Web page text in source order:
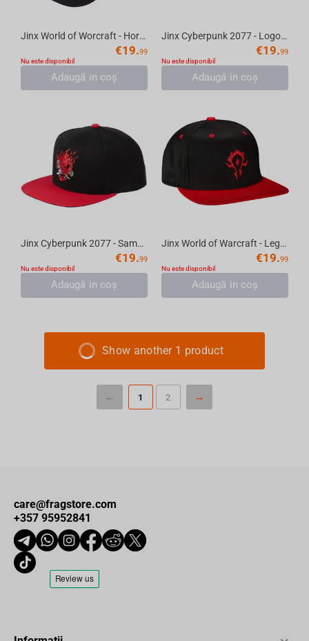
Jinx World of Worcraft - Horde Dad Baseball Cap
€19.99
Nu este disponibil
Adaugă in coş
Jinx Cyberpunk 2077 - Logo Snap Back Cap Black - Yellow
€19.99
Nu este disponibil
Adaugă in coş
Jinx Cyberpunk 2077 - Samurai Logo Cap Black - Red
€19.99
Nu este disponibil
Adaugă in coş
Jinx World of Warcraft - Legendary Horde Premium Snapback
€19.99
Nu este disponibil
Adaugă in coş
Show another 1 product
1 2
care@fragstore.com
+357 95952841